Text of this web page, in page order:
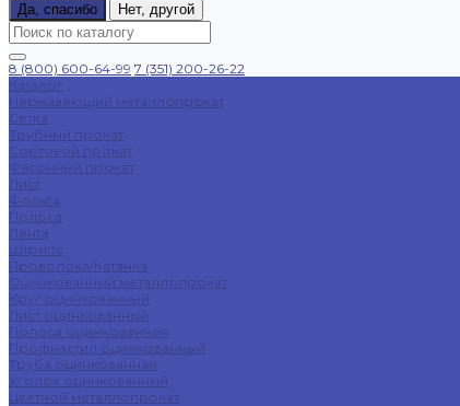
Да, спасибо
Нет, другой
8 (800) 600-64-99 7 (351) 200-26-22
Каталог
Нержавеющий металлопрокат
Сетка
Трубный прокат
Сортовой прокат
Фасонный прокат
Лист
Фольга
Полоса
Лента
Штрипс
Проволока/Катанка
Оцинкованный металлопрокат
Круг оцинкованный
Лист оцинкованный
Полоса оцинкованная
Профнастил оцинкованный
Труба оцинкованная
Уголок оцинкованный
Цветной металлопрокат